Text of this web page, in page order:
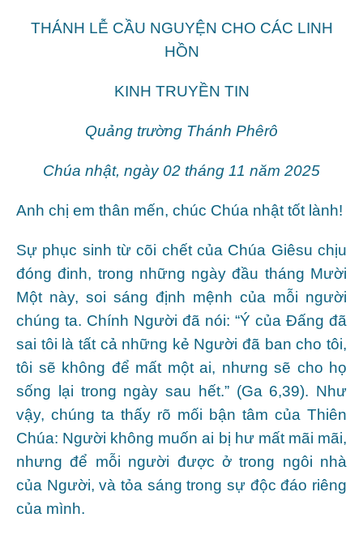
THÁNH LỄ CẦU NGUYỆN CHO CÁC LINH
HỒN
KINH TRUYỀN TIN
Quảng trường Thánh Phêrô
Chúa nhật, ngày 02 tháng 11 năm 2025
Anh chị em thân mến, chúc Chúa nhật tốt lành!
Sự phục sinh từ cõi chết của Chúa Giêsu chịu
đóng đinh, trong những ngày đầu tháng Mười
Một này, soi sáng định mệnh của mỗi người
chúng ta. Chính Người đã nói: “Ý của Đấng đã
sai tôi là tất cả những kẻ Người đã ban cho tôi,
tôi sẽ không để mất một ai, nhưng sẽ cho họ
sống lại trong ngày sau hết.” (Ga 6,39). Như
vậy, chúng ta thấy rõ mối bận tâm của Thiên
Chúa: Người không muốn ai bị hư mất mãi mãi,
nhưng để mỗi người được ở trong ngôi nhà
của Người, và tỏa sáng trong sự độc đáo riêng
của mình.